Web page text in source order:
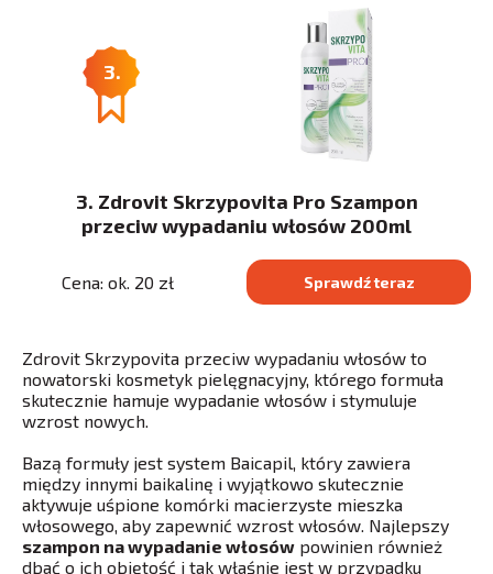
3.
3. Zdrovit Skrzypovita Pro Szampon
przeciw wypadaniu włosów 200ml
Cena: ok. 20 zł Sprawdź teraz
Zdrovit Skrzypovita przeciw wypadaniu włosów to
nowatorski kosmetyk pielęgnacyjny, którego formuła
skutecznie hamuje wypadanie włosów i stymuluje
wzrost nowych.
Bazą formuły jest system Baicapil, który zawiera
między innymi baikalinę i wyjątkowo skutecznie
aktywuje uśpione komórki macierzyste mieszka
włosowego, aby zapewnić wzrost włosów. Najlepszy
szampon na wypadanie włosów powinien również
dbać o ich objętość i tak właśnie jest w przypadku